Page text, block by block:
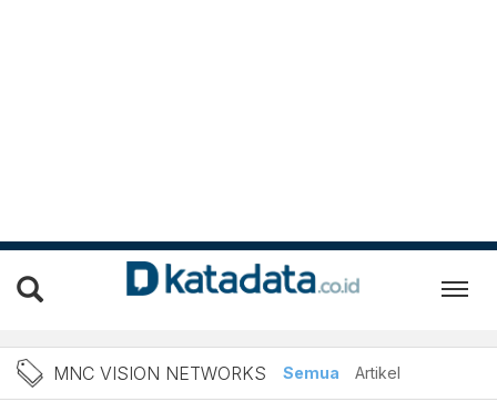
MNC Vision Networks
MNC VISION NETWORKS Semua Artikel